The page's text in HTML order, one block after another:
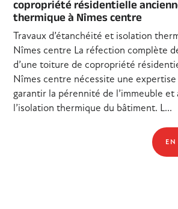
copropriété résidentielle
thermique à Nîmes centre
Travaux d’étanchéité et isolation
Nîmes centre La réfection complète
d’une toiture de copropriété
Nîmes centre nécessite une
garantir la pérennité de l’immeuble et
l’isolation thermique du bâtiment. L...